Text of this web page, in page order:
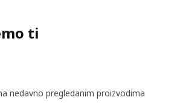
ti
nedavno pregledanim proizvodima